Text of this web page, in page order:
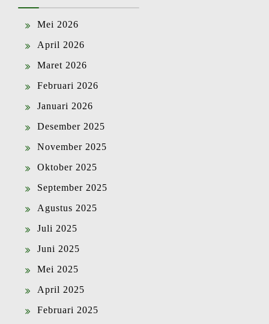
Mei 2026
April 2026
Maret 2026
Februari 2026
Januari 2026
Desember 2025
November 2025
Oktober 2025
September 2025
Agustus 2025
Juli 2025
Juni 2025
Mei 2025
April 2025
Februari 2025